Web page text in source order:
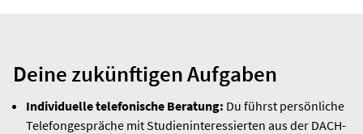
Deine zukünftigen Aufgaben
Individuelle telefonische Beratung: Du führst persönliche
Telefongespräche mit Studieninteressierten aus der DACH-